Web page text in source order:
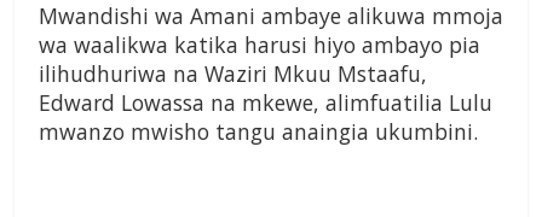
Mwandishi wa Amani ambaye alikuwa mmoja
wa waalikwa katika harusi hiyo ambayo pia
ilihudhuriwa na Waziri Mkuu Mstaafu,
Edward Lowassa na mkewe, alimfuatilia Lulu
mwanzo mwisho tangu anaingia ukumbini.